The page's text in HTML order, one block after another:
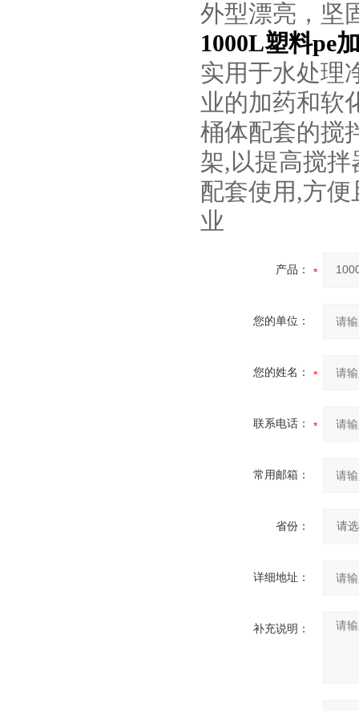
外型漂亮，坚
1000L塑料pe
实用于水处理
业的加药和软
桶体配套的搅
架,以提高搅
配套使用,方
业
产品：
您的单位：
您的姓名：
联系电话：
常用邮箱：
省份：
详细地址：
补充说明：